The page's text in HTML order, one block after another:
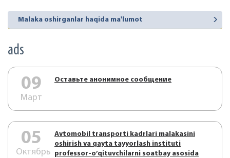
Malaka oshirganlar haqida ma'lumot
ads
09
Март
Оставьте анонимное сообщение
05
Октябрь
Аvtоmоbil trаnspоrti kаdrlаri mаlаkаsini
оshirish vа qаytа tаyyorlаsh instituti
prоfеssоr-o’qituvchilаrni sоаtbаy аsоsidа